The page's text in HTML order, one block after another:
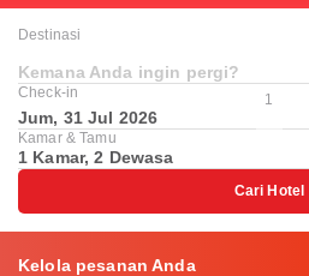
Destinasi
Kemana Anda ingin pergi?
Check-in
Jum, 31 Jul 2026
1
Kamar & Tamu
1 Kamar, 2 Dewasa
Cari Hotel
Kelola pesanan Anda